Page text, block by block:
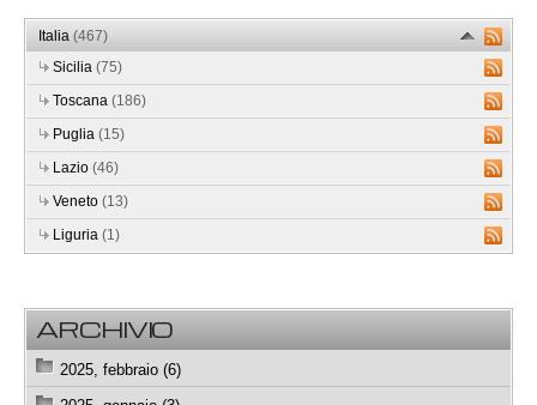
Italia (467)
Sicilia (75)
Toscana (186)
Puglia (15)
Lazio (46)
Veneto (13)
Liguria (1)
ARCHIVIO
2025, febbraio (6)